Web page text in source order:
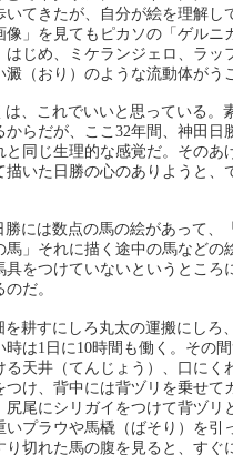
いてきたが、自分が絵を理解し
像」を見てもピカソの「ゲルニ
はじめ、ミケランジェロ、ラ
澱（おり）のような流動体がう
は、これでいいと思っている。
からだが、ここ32年間、神田
と同じ生理的な感覚だ。そのあ
描いた日勝の心のありようと、
勝には数点の馬の絵があって、
馬」それに描く途中の馬などの
具をつけていないというところ
だ。
を耕すにしろ丸太の運搬にしろ
時は1日に10時間も働く。その
る天井（てんじょう）、口にく
つけ、背中には背ヅリを乗せて
尻尾にシリガイをつけて背ヅリ
いプラウや馬橇（ばそり）を引
り切れた馬の腹を見ると、すぐ